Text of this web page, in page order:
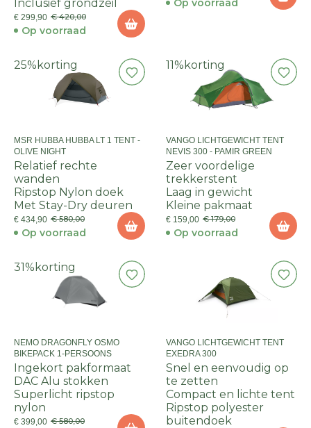
Inclusief grondzeil
€ 299,90 € 420,00
Op voorraad
Op voorraad
25% korting
MSR HUBBA HUBBA LT 1 TENT -
OLIVE NIGHT
Relatief rechte
wanden
Ripstop Nylon doek
Met Stay-Dry deuren
€ 434,90 € 580,00
Op voorraad
11% korting
VANGO LICHTGEWICHT TENT
NEVIS 300 - PAMIR GREEN
Zeer voordelige
trekkerstent
Laag in gewicht
Kleine pakmaat
€ 159,00 € 179,00
Op voorraad
31% korting
NEMO DRAGONFLY OSMO
BIKEPACK 1-PERSOONS
Ingekort pakformaat
DAC Alu stokken
Superlicht ripstop
nylon
€ 399,00 € 580,00
VANGO LICHTGEWICHT TENT
EXEDRA 300
Snel en eenvoudig op
te zetten
Compact en lichte tent
Ripstop polyester
buitendoek